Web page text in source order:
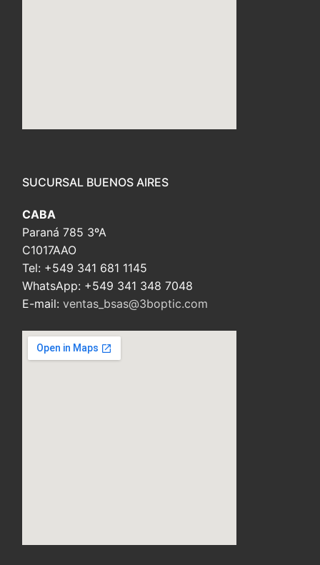
SUCURSAL BUENOS AIRES
CABA
Paraná 785 3ºA
C1017AAO
Tel: +549 341 681 1145
WhatsApp: +549 341 348 7048
E-mail: ventas_bsas@3boptic.com